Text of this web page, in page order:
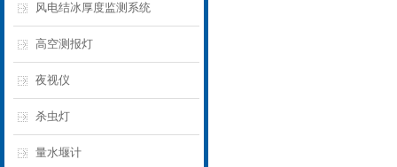
风电结冰厚度监测系统
高空测报灯
夜视仪
杀虫灯
量水堰计